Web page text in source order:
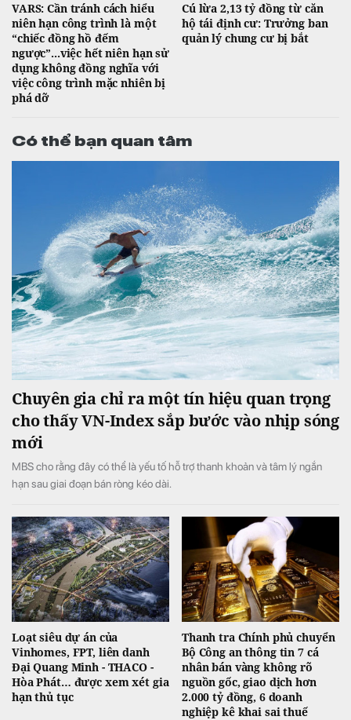
VARS: Cần tránh cách hiểu
niên hạn công trình là một
“chiếc đồng hồ đếm
ngược”...việc hết niên hạn sử
dụng không đồng nghĩa với
việc công trình mặc nhiên bị
phá dỡ
Cú lừa 2,13 tỷ đồng từ căn
hộ tái định cư: Trưởng ban
quản lý chung cư bị bắt
Có thể bạn quan tâm
Chuyên gia chỉ ra một tín hiệu quan trọng
cho thấy VN-Index sắp bước vào nhịp sóng
mới
MBS cho rằng đây có thể là yếu tố hỗ trợ thanh khoản và tâm lý ngắn
hạn sau giai đoạn bán ròng kéo dài.
Loạt siêu dự án của
Vinhomes, FPT, liên danh
Đại Quang Minh - THACO -
Hòa Phát… được xem xét gia
hạn thủ tục
Thanh tra Chính phủ chuyển
Bộ Công an thông tin 7 cá
nhân bán vàng không rõ
nguồn gốc, giao dịch hơn
2.000 tỷ đồng, 6 doanh
nghiệp kê khai sai thuế